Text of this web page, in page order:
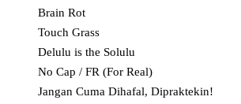
Brain Rot
Touch Grass
Delulu is the Solulu
No Cap / FR (For Real)
Jangan Cuma Dihafal, Dipraktekin!